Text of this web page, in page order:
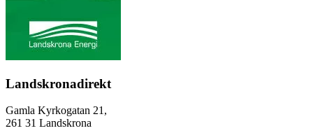
Landskronadirekt
Gamla Kyrkogatan 21,
261 31 Landskrona